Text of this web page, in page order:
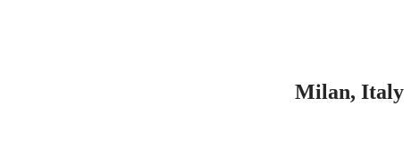
Milan, Italy